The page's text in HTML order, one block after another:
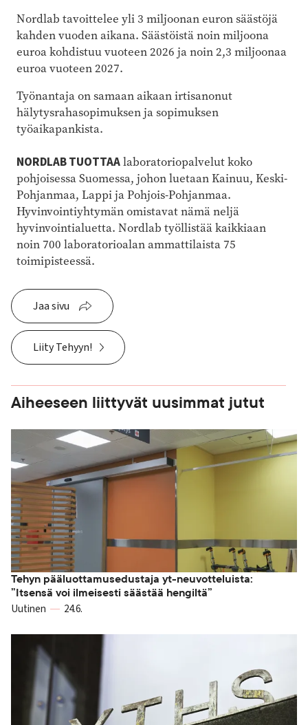
Nordlab tavoittelee yli 3 miljoonan euron säästöjä
kahden vuoden aikana. Säästöistä noin miljoona
euroa kohdistuu vuoteen 2026 ja noin 2,3 miljoonaa
euroa vuoteen 2027.
Työnantaja on samaan aikaan irtisanonut
hälytysrahasopimuksen ja sopimuksen
työaikapankista.
NORDLAB TUOTTAAlaboratoriopalvelut koko
pohjoisessa Suomessa, johon luetaan Kainuu, Keski-
Pohjanmaa, Lappi ja Pohjois-Pohjanmaa.
Hyvinvointiyhtymän omistavat nämä neljä
hyvinvointialuetta. Nordlab työllistää kaikkiaan
noin 700 laboratorioalan ammattilaista 75
toimipisteessä.
Jaa sivu
Liity Tehyyn!
Aiheeseen liittyvät uusimmat jutut
Tehyn pääluottamusedustaja yt-neuvotteluista:
”Itsensä voi ilmeisesti säästää hengiltä”
Uutinen 24.6.